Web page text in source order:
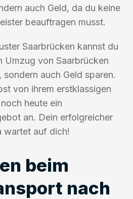
auch Geld, da du keine
beauftragen musst.
Saarbrücken kannst du
Umzug von Saarbrücken
auch Geld sparen.
von ihrem erstklassigen
heute ein
an. Dein erfolgreicher
wartet auf dich!
beim
nach